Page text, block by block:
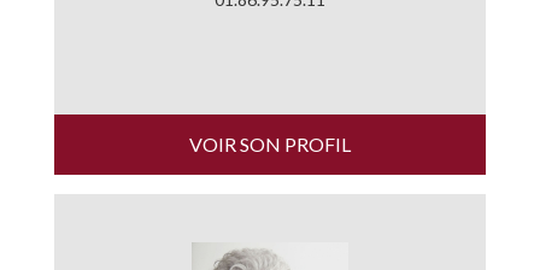
VOIR SON PROFIL